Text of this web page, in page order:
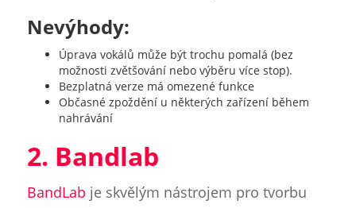
Nevýhody:
Úprava vokálů může být trochu pomalá (bez
možnosti zvětšování nebo výběru více stop).
Bezplatná verze má omezené funkce
Občasné zpoždění u některých zařízení během
nahrávání
2. Bandlab
BandLab je skvělým nástrojem pro tvorbu